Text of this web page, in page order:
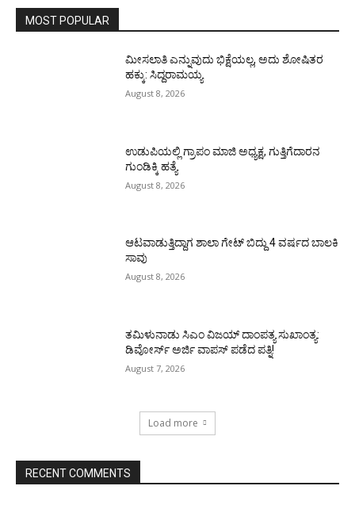
MOST POPULAR
ಮೀಸಲಾತಿ ಎನ್ನುವುದು ಭಿಕ್ಷೆಯಲ್ಲ, ಅದು ಶೋಷಿತರ
ಹಕ್ಕು: ಸಿದ್ದರಾಮಯ್ಯ
August 8, 2026
ಉಡುಪಿಯಲ್ಲಿ ಗ್ರಾಪಂ ಮಾಜಿ ಅಧ್ಯಕ್ಷ, ಗುತ್ತಿಗೆದಾರನ
ಗುಂಡಿಕ್ಕಿ ಹತ್ಯೆ
August 8, 2026
ಆಟವಾಡುತ್ತಿದ್ದಾಗ ಶಾಲಾ ಗೇಟ್‌ ಬಿದ್ದು 4 ವರ್ಷದ ಬಾಲಕಿ
ಸಾವು
August 8, 2026
ತಮಿಳುನಾಡು ಸಿಎಂ ವಿಜಯ್‌ ದಾಂಪತ್ಯ ಸುಖಾಂತ್ಯ:
ಡಿವೋರ್ಸ್‌ ಅರ್ಜಿ ವಾಪಸ್‌ ಪಡೆದ ಪತ್ನಿ!
August 7, 2026
Load more
RECENT COMMENTS